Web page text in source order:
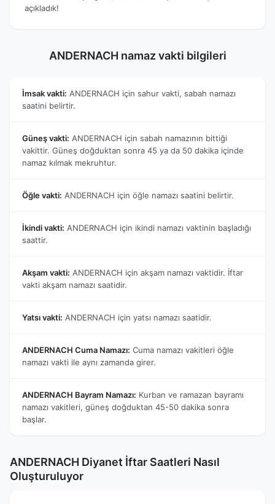
açıkladık!
ANDERNACH namaz vakti bilgileri
İmsak vakti: ANDERNACH için sahur vakti, sabah namazı
saatini belirtir.
Güneş vakti: ANDERNACH için sabah namazının bittiği
vakittir. Güneş doğduktan sonra 45 ya da 50 dakika içinde
namaz kılmak mekruhtur.
Öğle vakti: ANDERNACH için öğle namazı saatini belirtir.
İkindi vakti: ANDERNACH için ikindi namazı vaktinin başladığı
saattir.
Akşam vakti: ANDERNACH için akşam namazı vaktidir. İftar
vakti akşam namazı saatidir.
Yatsı vakti: ANDERNACH için yatsı namazı saatidir.
ANDERNACH Cuma Namazı: Cuma namazı vakitleri öğle
namazı vakti ile aynı zamanda girer.
ANDERNACH Bayram Namazı: Kurban ve ramazan bayramı
namazı vakitleri, güneş doğduktan 45-50 dakika sonra
başlar.
ANDERNACH Diyanet İftar Saatleri Nasıl
Oluşturuluyor